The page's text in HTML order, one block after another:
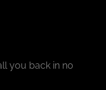
you back in no